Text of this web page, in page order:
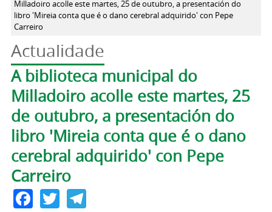
Milladoiro acolle este martes, 25 de outubro, a presentación do
libro 'Mireia conta que é o dano cerebral adquirido' con Pepe
Carreiro
Actualidade
Pestanas principais
A biblioteca municipal do
Milladoiro acolle este martes, 25
de outubro, a presentación do
libro 'Mireia conta que é o dano
cerebral adquirido' con Pepe
Carreiro
Facebook
TwitterTelegram